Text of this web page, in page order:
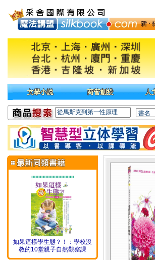
如果這樣學生態？！：學校沒
教的10堂親子自然觀察課